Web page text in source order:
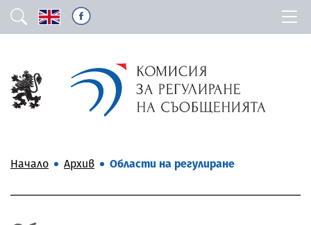
Начало Архив Области на регулиране